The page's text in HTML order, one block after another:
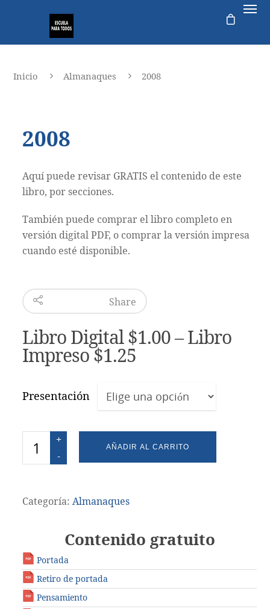
Inicio Almanaques 2008
2008
Aquí puede revisar GRATIS el contenido de este
libro, por secciones.
También puede comprar el libro completo en
versión digital PDF, o comprar la versión impresa
cuando esté disponible.
Share
Libro Digital $1.00–Libro
Impreso $1.25
Presentación
Cantidad AÑADIR AL CARRITO
Categoría:Almanaques
Contenido gratuito
Portada
Retiro de portada
Pensamiento